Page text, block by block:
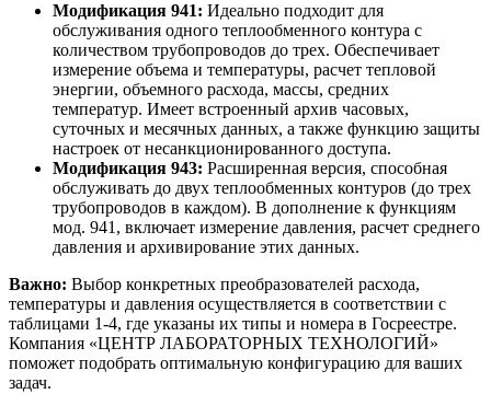
Модификация 941: Идеально подходит для
обслуживания одного теплообменного контура с
количеством трубопроводов до трех. Обеспечивает
измерение объема и температуры, расчет тепловой
энергии, объемного расхода, массы, средних
температур. Имеет встроенный архив часовых,
суточных и месячных данных, а также функцию защиты
настроек от несанкционированного доступа.
Модификация 943: Расширенная версия, способная
обслуживать до двух теплообменных контуров (до трех
трубопроводов в каждом). В дополнение к функциям
мод. 941, включает измерение давления, расчет среднего
давления и архивирование этих данных.
Важно: Выбор конкретных преобразователей расхода,
температуры и давления осуществляется в соответствии с
таблицами 1-4, где указаны их типы и номера в Госреестре.
Компания «ЦЕНТР ЛАБОРАТОРНЫХ ТЕХНОЛОГИЙ»
поможет подобрать оптимальную конфигурацию для ваших
задач.